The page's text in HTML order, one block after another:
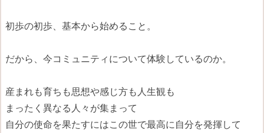
初歩の初歩、基本から始めること。
だから、今コミュニティについて体験しているのか。
産まれも育ちも思想や感じ方も人生観も
まったく異なる人々が集まって
自分の使命を果たすにはこの世で最高に自分を発揮して